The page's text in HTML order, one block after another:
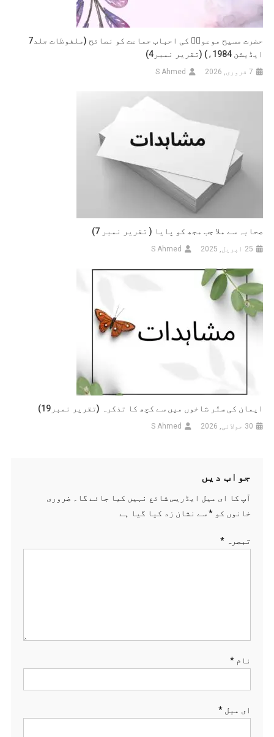
میں)
ایڈیشن 1984ء) (تقریر نمبر4)
7 فروری, 2026 S Ahmed
صحابہ سے ملا جب مجھ کو پایا ( تقریر نمبر 7)
25 اپریل, 2025 S Ahmed
ایمان کی ستّر شاخوں میں سے کچھ کا تذکرہ (تقریر نمبر19)
30 جولائی, 2026 S Ahmed
جواب دیں
آپ کا ای میل ایڈریس شائع نہیں کیا جائے گا۔
ضروری
خانوں کو *سے نشان زد کیا گیا ہے
تبصرہ *
نام *
ای میل *